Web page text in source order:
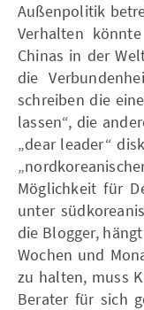
Außenpolitik
Verhalten
Chinas in der
die
schreiben die
lassen“, die
„dear leader“
Möglichkeit für
unter
die Blogger,
Wochen und
zu halten, muss
Berater für sich